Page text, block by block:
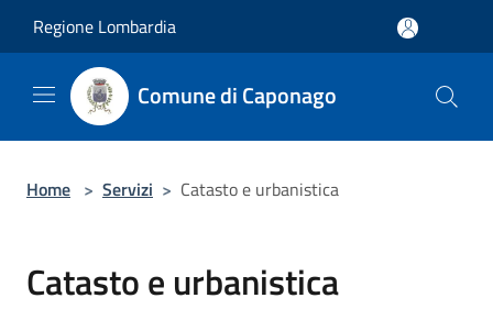
Regione Lombardia
Comune di Caponago
Home > Servizi > Catasto e urbanistica
Catasto e urbanistica